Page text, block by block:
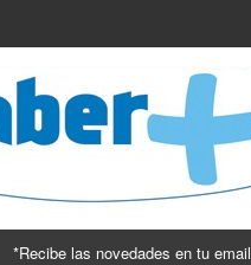
*Recibe las novedades en tu email